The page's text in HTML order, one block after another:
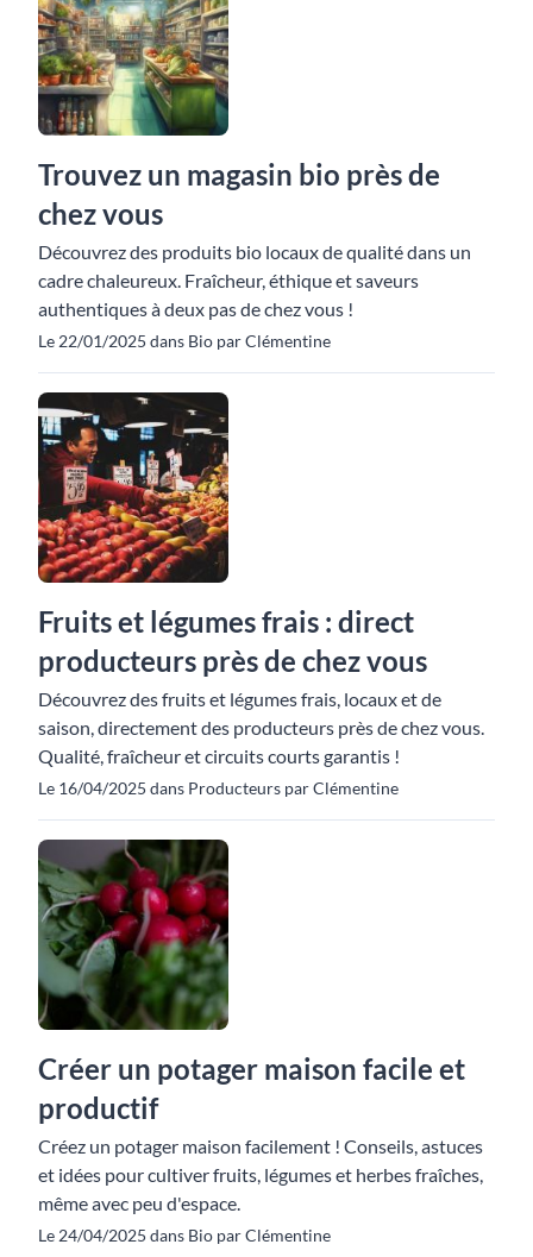
Trouvez un magasin bio près de
chez vous
Découvrez des produits bio locaux de qualité dans un
cadre chaleureux. Fraîcheur, éthique et saveurs
authentiques à deux pas de chez vous !
Le 22/01/2025 dans Bio par Clémentine
Fruits et légumes frais : direct
producteurs près de chez vous
Découvrez des fruits et légumes frais, locaux et de
saison, directement des producteurs près de chez vous.
Qualité, fraîcheur et circuits courts garantis !
Le 16/04/2025 dans Producteurs par Clémentine
Créer un potager maison facile et
productif
Créez un potager maison facilement ! Conseils, astuces
et idées pour cultiver fruits, légumes et herbes fraîches,
même avec peu d'espace.
Le 24/04/2025 dans Bio par Clémentine